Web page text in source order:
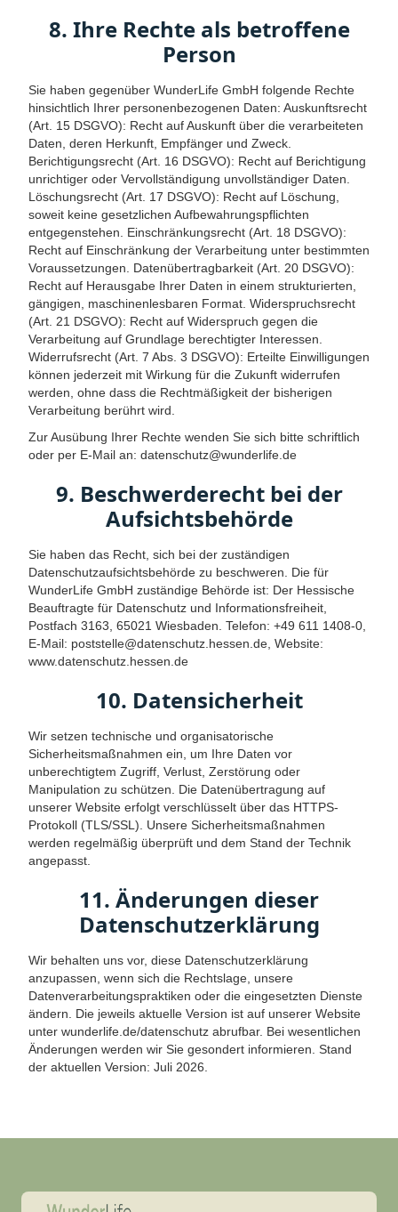
8. Ihre Rechte als betroffene
Person
Sie haben gegenüber WunderLife GmbH folgende Rechte
hinsichtlich Ihrer personenbezogenen Daten: Auskunftsrecht
(Art. 15 DSGVO): Recht auf Auskunft über die verarbeiteten
Daten, deren Herkunft, Empfänger und Zweck.
Berichtigungsrecht (Art. 16 DSGVO): Recht auf Berichtigung
unrichtiger oder Vervollständigung unvollständiger Daten.
Löschungsrecht (Art. 17 DSGVO): Recht auf Löschung,
soweit keine gesetzlichen Aufbewahrungspflichten
entgegenstehen. Einschränkungsrecht (Art. 18 DSGVO):
Recht auf Einschränkung der Verarbeitung unter bestimmten
Voraussetzungen. Datenübertragbarkeit (Art. 20 DSGVO):
Recht auf Herausgabe Ihrer Daten in einem strukturierten,
gängigen, maschinenlesbaren Format. Widerspruchsrecht
(Art. 21 DSGVO): Recht auf Widerspruch gegen die
Verarbeitung auf Grundlage berechtigter Interessen.
Widerrufsrecht (Art. 7 Abs. 3 DSGVO): Erteilte Einwilligungen
können jederzeit mit Wirkung für die Zukunft widerrufen
werden, ohne dass die Rechtmäßigkeit der bisherigen
Verarbeitung berührt wird.
Zur Ausübung Ihrer Rechte wenden Sie sich bitte schriftlich
oder per E-Mail an: datenschutz@wunderlife.de
9. Beschwerderecht bei der
Aufsichtsbehörde
Sie haben das Recht, sich bei der zuständigen
Datenschutzaufsichtsbehörde zu beschweren. Die für
WunderLife GmbH zuständige Behörde ist: Der Hessische
Beauftragte für Datenschutz und Informationsfreiheit,
Postfach 3163, 65021 Wiesbaden. Telefon: +49 611 1408-0,
E-Mail: poststelle@datenschutz.hessen.de, Website:
www.datenschutz.hessen.de
10. Datensicherheit
Wir setzen technische und organisatorische
Sicherheitsmaßnahmen ein, um Ihre Daten vor
unberechtigtem Zugriff, Verlust, Zerstörung oder
Manipulation zu schützen. Die Datenübertragung auf
unserer Website erfolgt verschlüsselt über das HTTPS-
Protokoll (TLS/SSL). Unsere Sicherheitsmaßnahmen
werden regelmäßig überprüft und dem Stand der Technik
angepasst.
11. Änderungen dieser
Datenschutzerklärung
Wir behalten uns vor, diese Datenschutzerklärung
anzupassen, wenn sich die Rechtslage, unsere
Datenverarbeitungspraktiken oder die eingesetzten Dienste
ändern. Die jeweils aktuelle Version ist auf unserer Website
unter wunderlife.de/datenschutz abrufbar. Bei wesentlichen
Änderungen werden wir Sie gesondert informieren. Stand
der aktuellen Version: Juli 2026.